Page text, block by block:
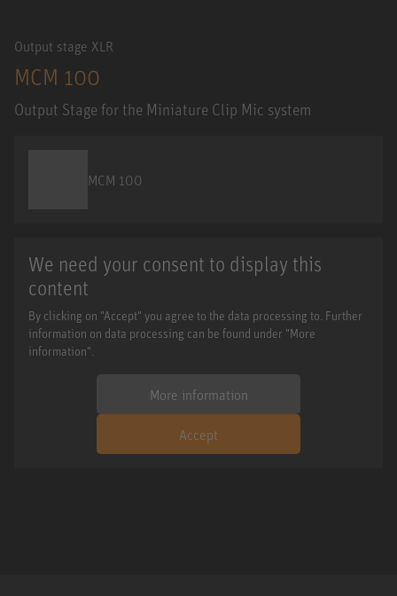
Output stage XLR
MCM 100
Output Stage for the Miniature Clip Mic system
MCM 100
We need your consent to display this
content
By clicking on "Accept" you agree to the data processing to. Further
information on data processing can be found under "More
information".
More information
Accept